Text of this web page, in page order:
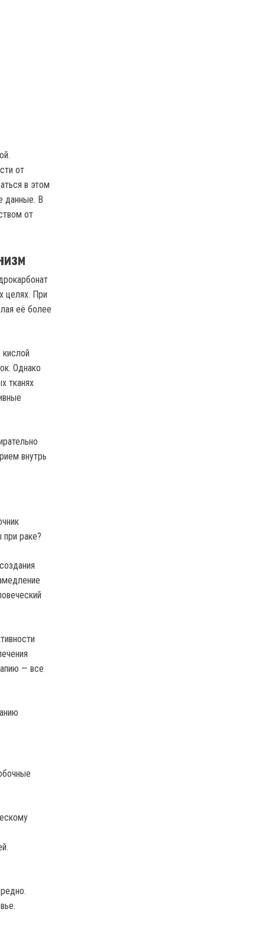
от
в этом
данные. В
от
целях. При
её более
Однако
тканях
внутрь
раке?
— все